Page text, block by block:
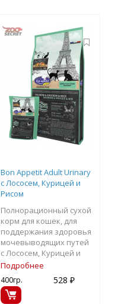
Bon Appetit Adult Urinary
с Лососем, Курицей и
Рисом
Полнорационный сухой
корм для кошек, для
поддержания здоровья
мочевыводящих путей
с Лососем, Курицей и
Рисом
Подробнее
400гр. 528 ₽